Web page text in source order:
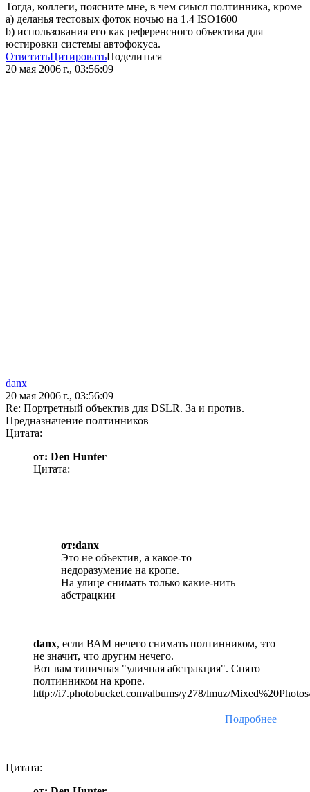
Тогда, коллеги, поясните мне, в чем сиысл полтинника, кроме
а) деланья тестовых фоток ночью на 1.4 ISO1600
b) использования его как референсного объектива для
юстировки системы автофокуса.
ОтветитьЦитироватьПоделиться
20 мая 2006 г., 03:56:09
danx
20 мая 2006 г., 03:56:09
Re: Портретный объектив для DSLR. За и против.
Предназначение полтинников
Цитата:
от: Den Hunter
Цитата:
от:danx
Это не объектив, а какое-то
недоразумение на кропе.
На улице снимать только какие-нить
абстрацкии
danx, если ВАМ нечего снимать полтинником, это
не значит, что другим нечего.
Вот вам типичная "уличная абстракция". Снято
полтинником на кропе.
http://i7.photobucket.com/albums/y278/lmuz/
Подробнее
Цитата: